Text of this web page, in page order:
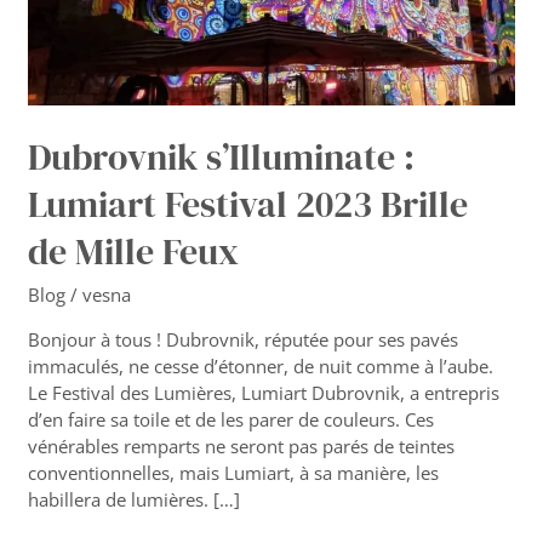
Dubrovnik s’Illuminate :
Lumiart Festival 2023 Brille
de Mille Feux
Blog /vesna
Bonjour à tous ! Dubrovnik, réputée pour ses pavés
immaculés, ne cesse d’étonner, de nuit comme à l’aube.
Le Festival des Lumières, Lumiart Dubrovnik, a entrepris
d’en faire sa toile et de les parer de couleurs. Ces
vénérables remparts ne seront pas parés de teintes
conventionnelles, mais Lumiart, à sa manière, les
habillera de lumières. […]
Feux